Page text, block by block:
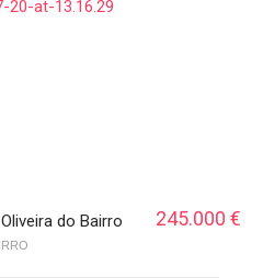
do Bairro 245.000 €